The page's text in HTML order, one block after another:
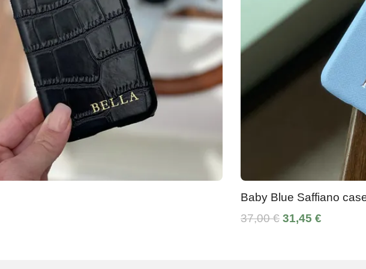
Baby Blue Saffiano
37,00 € 31,45 €